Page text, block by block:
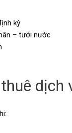
kỳ
– tưới nước
dịch